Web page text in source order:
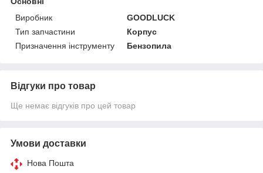
Виробник
GOODLUCK
Тип запчастини
Корпус
Призначення інструменту
Бензопила
Відгуки про товар
Ще немає відгуків про цей товар
Умови доставки
Нова Пошта